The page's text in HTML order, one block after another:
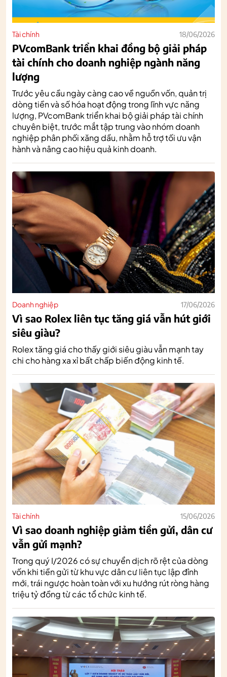
Tài chính 18/06/2026
PVcomBank triển khai đồng bộ giải pháp
tài chính cho doanh nghiệp ngành năng
lượng
Trước yêu cầu ngày càng cao về nguồn vốn, quản trị
dòng tiền và số hóa hoạt động trong lĩnh vực năng
lượng, PVcomBank triển khai bộ giải pháp tài chính
chuyên biệt, trước mắt tập trung vào nhóm doanh
nghiệp phân phối xăng dầu, nhằm hỗ trợ tối ưu vận
hành và nâng cao hiệu quả kinh doanh.
Doanh nghiệp 17/06/2026
Vì sao Rolex liên tục tăng giá vẫn hút giới
siêu giàu?
Rolex tăng giá cho thấy giới siêu giàu vẫn mạnh tay
chi cho hàng xa xỉ bất chấp biến động kinh tế.
Tài chính 15/06/2026
Vì sao doanh nghiệp giảm tiền gửi, dân cư
vẫn gửi mạnh?
Trong quý I/2026 có sự chuyển dịch rõ rệt của dòng
vốn khi tiền gửi từ khu vực dân cư liên tục lập đỉnh
mới, trái ngược hoàn toàn với xu hướng rút ròng hàng
triệu tỷ đồng từ các tổ chức kinh tế.